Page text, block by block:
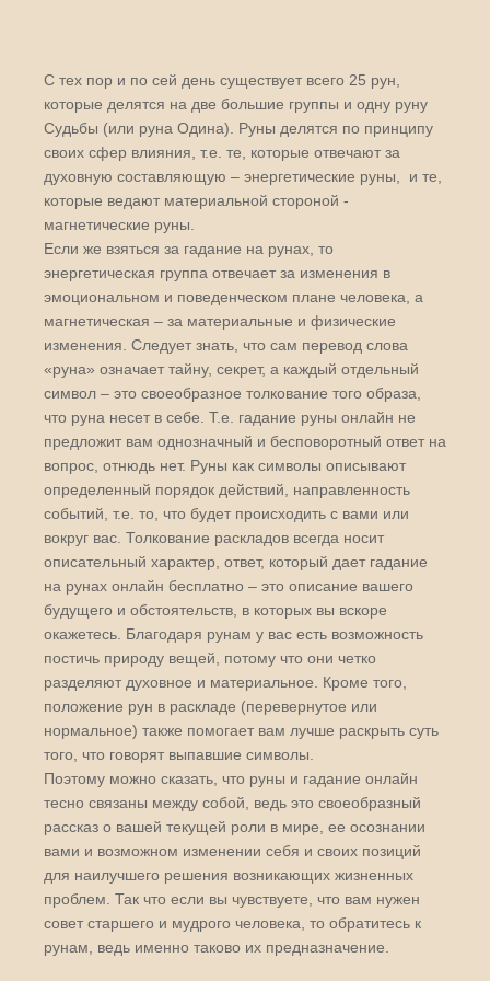
С тех пор и по сей день существует всего 25 рун,
которые делятся на две большие группы и одну руну
Судьбы (или руна Одина). Руны делятся по принципу
своих сфер влияния, т.е. те, которые отвечают за
духовную составляющую – энергетические руны, и те,
которые ведают материальной стороной -
магнетические руны.
Если же взяться за гадание на рунах, то
энергетическая группа отвечает за изменения в
эмоциональном и поведенческом плане человека, а
магнетическая – за материальные и физические
изменения. Следует знать, что сам перевод слова
«руна» означает тайну, секрет, а каждый отдельный
символ – это своеобразное толкование того образа,
что руна несет в себе. Т.е. гадание руны онлайн не
предложит вам однозначный и бесповоротный ответ на
вопрос, отнюдь нет. Руны как символы описывают
определенный порядок действий, направленность
событий, т.е. то, что будет происходить с вами или
вокруг вас. Толкование раскладов всегда носит
описательный характер, ответ, который дает гадание
на рунах онлайн бесплатно – это описание вашего
будущего и обстоятельств, в которых вы вскоре
окажетесь. Благодаря рунам у вас есть возможность
постичь природу вещей, потому что они четко
разделяют духовное и материальное. Кроме того,
положение рун в раскладе (перевернутое или
нормальное) также помогает вам лучше раскрыть суть
того, что говорят выпавшие символы.
Поэтому можно сказать, что руны и гадание онлайн
тесно связаны между собой, ведь это своеобразный
рассказ о вашей текущей роли в мире, ее осознании
вами и возможном изменении себя и своих позиций
для наилучшего решения возникающих жизненных
проблем. Так что если вы чувствуете, что вам нужен
совет старшего и мудрого человека, то обратитесь к
рунам, ведь именно таково их предназначение.